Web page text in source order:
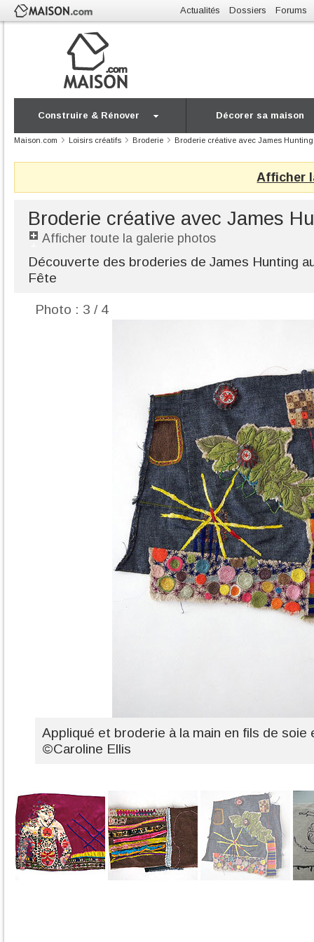
Actualités Dossiers Forums
Construire & Rénover Décorer sa maison
Maison.com Loisirs créatifs Broderie Broderie créative avec James Hunting
Afficher
Broderie créative avec James
Afficher toute la galerie photos
Découverte des broderies de James Hunting
Fête
Photo : 3 / 4
Appliqué et broderie à la main en fils de soie
©Caroline Ellis